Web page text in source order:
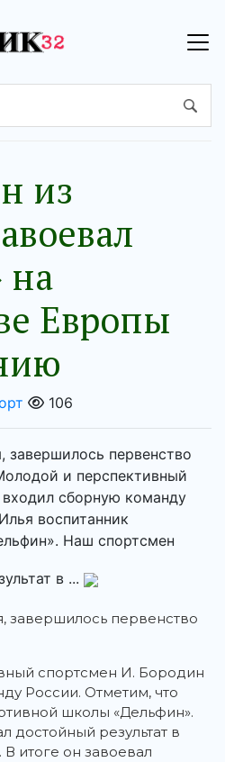
из
на
Европы
106
завершилось первенство
и перспективный
сборную команду
воспитанник
Наш спортсмен
в ...
завершилось первенство
спортсмен И. Бородин
России. Отметим, что
школы «Дельфин».
достойный результат в
итоге он завоевал